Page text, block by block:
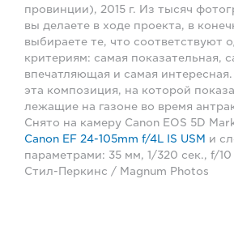
провинции), 2015 г. Из тысяч
вы делаете в ходе проекта, в
выбираете те, что соответствуют
критериям: самая показательная,
впечатляющая и самая интересная.
эта композиция, на которой
лежащие на газоне во время
Снято на камеру Canon EOS 5D
Canon EF 24-105mm f/4L IS USM и
параметрами: 35 мм, 1/320 сек., f/
Стил-Перкинс / Magnum Photos